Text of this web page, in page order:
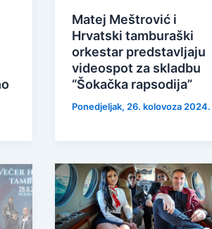
Matej Meštrović i
Hrvatski tamburaški
orkestar predstavljaju
videospot za skladbu
“Šokačka rapsodija”
Ponedjeljak, 26. kolovoza 2024.